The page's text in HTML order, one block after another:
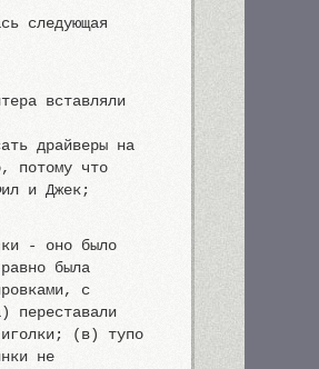
следующая
вставляли
драйверы на
потому что
и Джек;
- оно было
была
с
переставали
иголки; (в) тупо
не